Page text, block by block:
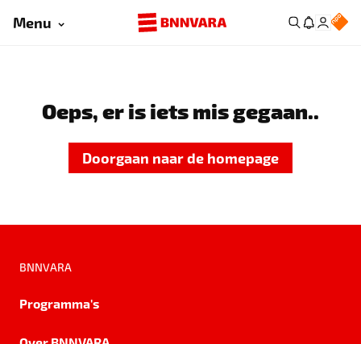
Menu
Oeps, er is iets mis gegaan..
Doorgaan naar de homepage
BNNVARA
Programma's